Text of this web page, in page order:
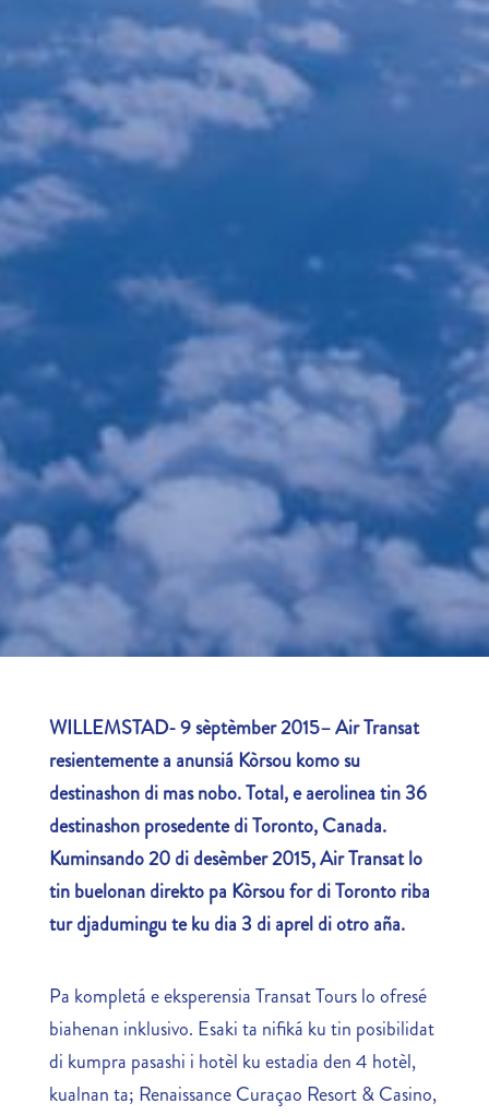
WILLEMSTAD- 9 sèptèmber 2015– Air Transat
resientemente a anunsiá Kòrsou komo su
destinashon di mas nobo. Total, e aerolinea tin 36
destinashon prosedente di Toronto, Canada.
Kuminsando 20 di desèmber 2015, Air Transat lo
tin buelonan direkto pa Kòrsou for di Toronto riba
tur djadumingu te ku dia 3 di aprel di otro aña.
Pa kompletá e eksperensia Transat Tours lo ofresé
biahenan inklusivo. Esaki ta nifiká ku tin posibilidat
di kumpra pasashi i hotèl ku estadia den 4 hotèl,
kualnan ta; Renaissance Curaçao Resort & Casino,